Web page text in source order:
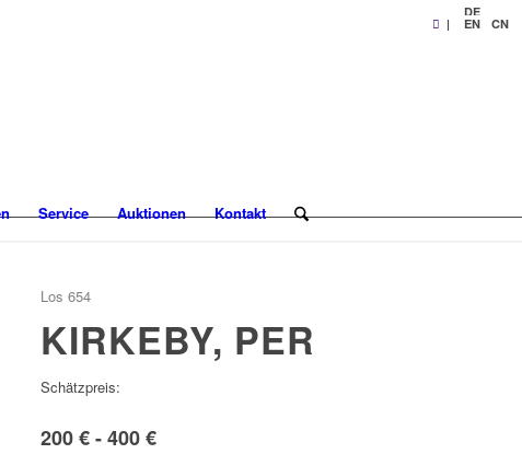
|
DE
EN CN
Service Auktionen Kontakt
Los 654
KIRKEBY, PER
Schätzpreis:
200 € - 400 €